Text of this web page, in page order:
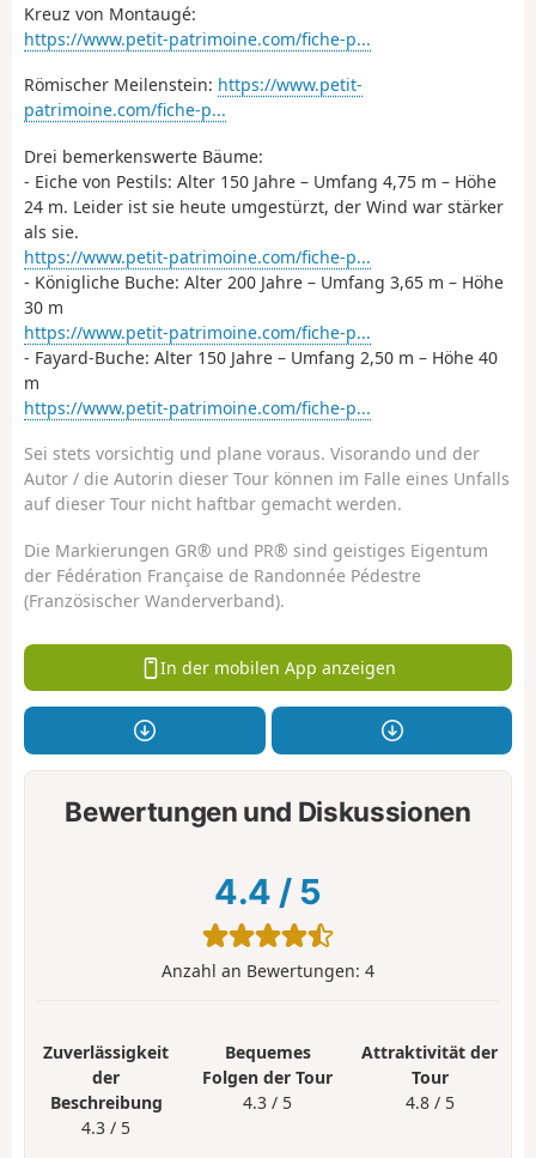
Kreuz von Montaugé:
https://www.petit-patrimoine.com/fiche-p...
Römischer Meilenstein: https://www.petit-
patrimoine.com/fiche-p...
Drei bemerkenswerte Bäume:
- Eiche von Pestils: Alter 150 Jahre – Umfang 4,75 m – Höhe
24 m. Leider ist sie heute umgestürzt, der Wind war stärker
als sie.
https://www.petit-patrimoine.com/fiche-p...
- Königliche Buche: Alter 200 Jahre – Umfang 3,65 m – Höhe
30 m
https://www.petit-patrimoine.com/fiche-p...
- Fayard-Buche: Alter 150 Jahre – Umfang 2,50 m – Höhe 40
m
https://www.petit-patrimoine.com/fiche-p...
Sei stets vorsichtig und plane voraus. Visorando und der
Autor / die Autorin dieser Tour können im Falle eines Unfalls
auf dieser Tour nicht haftbar gemacht werden.
Die Markierungen GR® und PR® sind geistiges Eigentum
der Fédération Française de Randonnée Pédestre
(Französischer Wanderverband).
In der mobilen App anzeigen
Bewertungen und Diskussionen
4.4 / 5
Anzahl an Bewertungen: 4
Zuverlässigkeit
der
Beschreibung
4.3 / 5
Bequemes
Folgen der Tour
4.3 / 5
Attraktivität der
Tour
4.8 / 5